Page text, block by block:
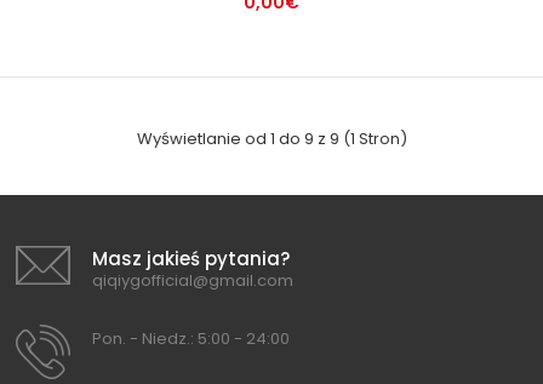
Wyświetlanie od 1 do 9 z 9 (1 Stron)
Masz jakieś pytania?
qiqiygofficial@gmail.com
Pon. - Niedz.: 5:00 - 24:00